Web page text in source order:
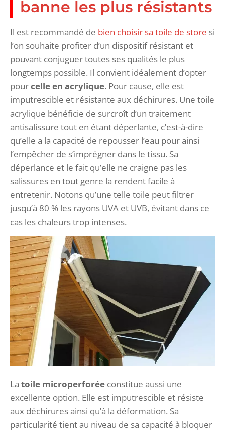
banne les plus résistants
Il est recommandé de bien choisir sa toile de store si
l’on souhaite profiter d’un dispositif résistant et
pouvant conjuguer toutes ses qualités le plus
longtemps possible. Il convient idéalement d’opter
pourcelle en acrylique. Pour cause, elle est
imputrescible et résistante aux déchirures. Une toile
acrylique bénéficie de surcroît d’un traitement
antisalissure tout en étant déperlante, c’est-à-dire
qu’elle a la capacité de repousser l’eau pour ainsi
l’empêcher de s’imprégner dans le tissu. Sa
déperlance et le fait qu’elle ne craigne pas les
salissures en tout genre la rendent facile à
entretenir. Notons qu’une telle toile peut filtrer
jusqu’à 80 % les rayons UVA et UVB, évitant dans ce
cas les chaleurs trop intenses.
La toile microperforée constitue aussi une
excellente option. Elle est imputrescible et résiste
aux déchirures ainsi qu’à la déformation. Sa
particularité tient au niveau de sa capacité à bloquer